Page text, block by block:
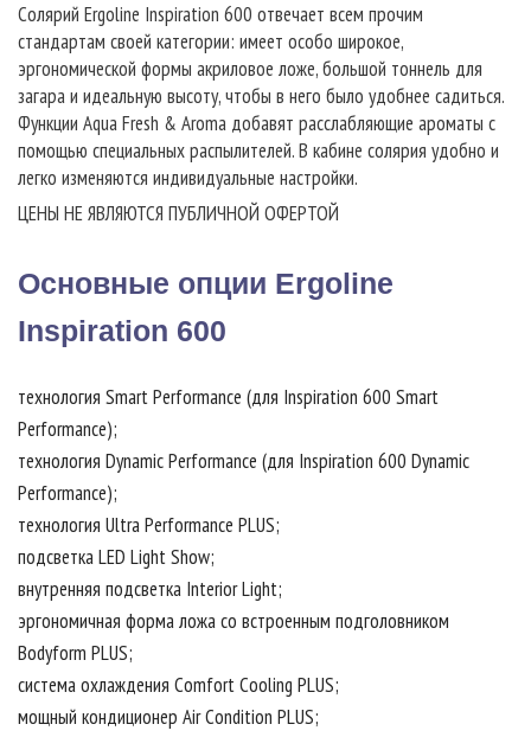
Солярий Ergoline Inspiration 600 отвечает всем прочим
стандартам своей категории: имеет особо широкое,
эргономической формы акриловое ложе, большой тоннель для
загара и идеальную высоту, чтобы в него было удобнее садиться.
Функции Aqua Fresh & Aroma добавят расслабляющие ароматы с
помощью специальных распылителей. В кабине солярия удобно и
легко изменяются индивидуальные настройки.
ЦЕНЫ НЕ ЯВЛЯЮТСЯ ПУБЛИЧНОЙ ОФЕРТОЙ
Основные опции Ergoline
Inspiration 600
технология Smart Performance (для Inspiration 600 Smart
Performance);
технология Dynamic Performance (для Inspiration 600 Dynamic
Performance);
технология Ultra Performance PLUS;
подсветка LED Light Show;
внутренняя подсветка Interior Light;
эргономичная форма ложа со встроенным подголовником
Bodyform PLUS;
система охлаждения Comfort Cooling PLUS;
мощный кондиционер Air Condition PLUS;